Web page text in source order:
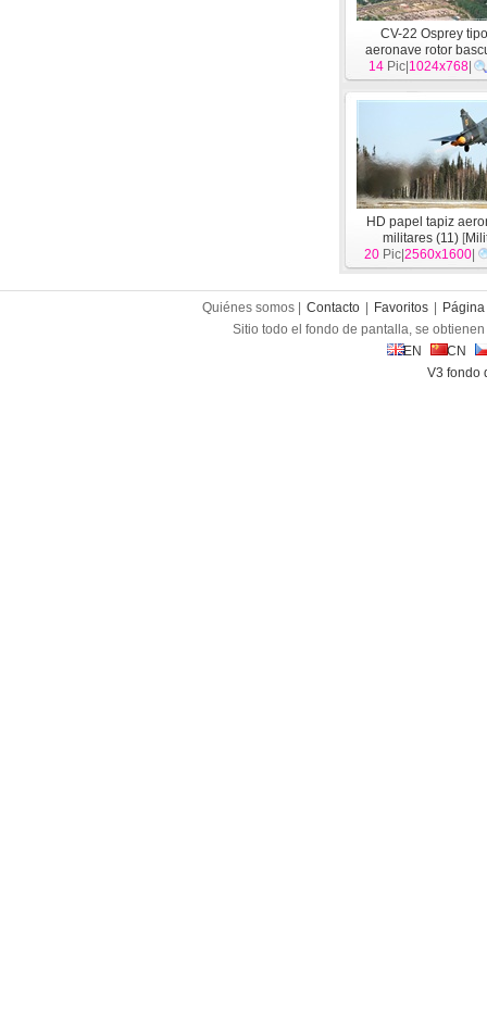
CV-22 Osprey
aeronave rotor
[Militar]
14 Pic| 1024x768
HD papel tapiz
militares (11) [
20 Pic|2560x1600
Quiénes somos | Contacto Favoritos
Sitio todo el fondo de pantalla, se
EN
CN
V3 fondo